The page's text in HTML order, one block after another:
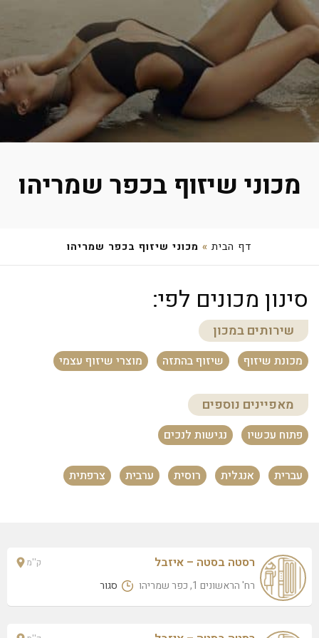
מכוני שיזוף בכפר שמריהו
דף הבית » מכוני שיזוף בכפר שמריהו
סינון מכונים לפי:
שירותים במכון
מכונת שיזוף שיזוף בהתזה מוצרי שיזוף עצמי
מאפיינים נוספים
פתוח עכשיו נגישות לנכים
עברית אנגלית רוסית ערבית צרפתית
רסטה בסטה – איזבל
רח' הראשונים 1, כפר שמריהו סגור
ק''מ
קרן היסוד 17, כפר שמריהו
רסטה בסטה – איזבל
רח' הראשונים 1, כפר שמריהו
רסטה בסטה – איזבל
רח' הראשונים 1, כפר שמריהו